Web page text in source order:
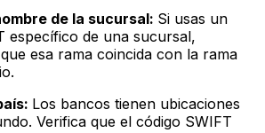
de la sucursal: Si usas un
específico de una sucursal,
esa rama coincida con la rama
Los bancos tienen ubicaciones
Verifica que el código SWIFT